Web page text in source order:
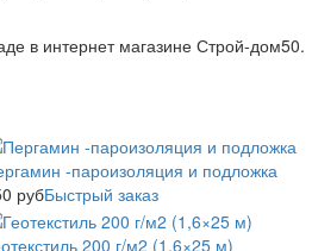
в интернет магазине Строй-дом50.
-пароизоляция и подложка
рубБыстрый заказ
200 г/м2 (1,6×25 м)